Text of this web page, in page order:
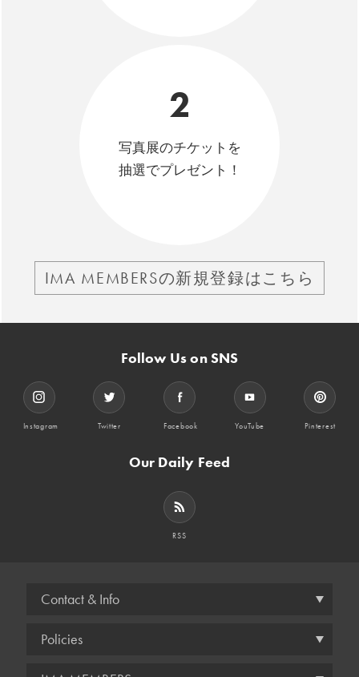
2
写真展のチケットを
抽選でプレゼント！
IMA MEMBERSの新規登録はこちら
Follow Us on SNS
Instagram Twitter Facebook YouTube Pinterest
Our Daily Feed
RSS
Contact & Info
Policies